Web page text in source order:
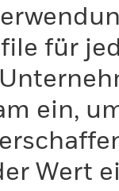
für
ein,
Wert